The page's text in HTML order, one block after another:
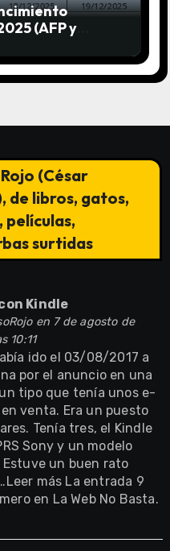
(AFP y
(César
de libros, gatos,
películas,
surtidas
Kindle
en 7 de agosto de
10:11
ido el 03/08/2017 a
por el anuncio en una
tipo que tenía unos e-
venta. Era un puesto
Tenía tres, el Kindle
Sony y un modelo
un buen rato
más La entrada 9
en La Web No Basta.